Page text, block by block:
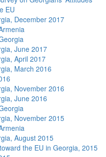
EU
December 2017
June 2017
April 2017
March 2016
November 2016
June 2016
November 2015
August 2015
the EU in Georgia, 2015